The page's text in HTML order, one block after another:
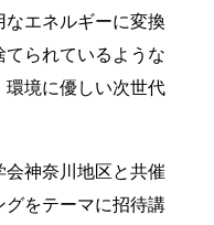
エネルギーに変換
てられているような
境に優しい次世代
神奈川地区と共催
グをテーマに招待講